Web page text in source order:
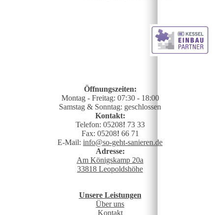
Öffnungszeiten:
Montag - Freitag: 07:30 - 18:00
Samstag & Sonntag: geschlossen
Kontakt:
Telefon: 05208! 73 33
Fax: 05208! 66 71
E-Mail: info@so-geht-sanieren.de
Adresse:
Am Königskamp 20a
33818 Leopoldshöhe
Unsere Leistungen
Über uns
Kontakt